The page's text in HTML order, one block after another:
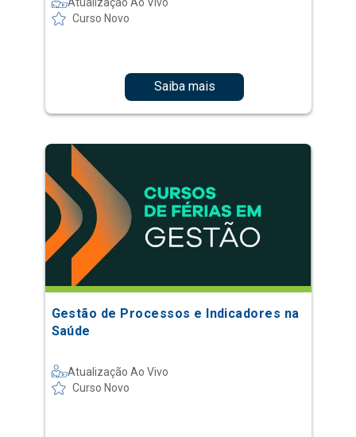
Curso Novo
Saiba mais
Gestão de Processos e Indicadores na
Saúde
Atualização Ao Vivo
Curso Novo